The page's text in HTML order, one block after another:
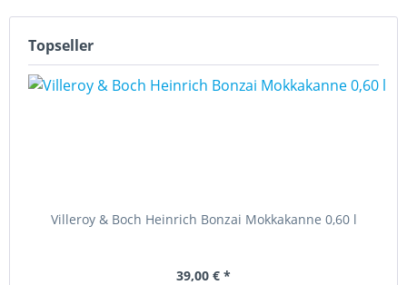
Topseller
Villeroy & Boch Heinrich Bonzai Mokkakanne 0,60 l
39,00 € *